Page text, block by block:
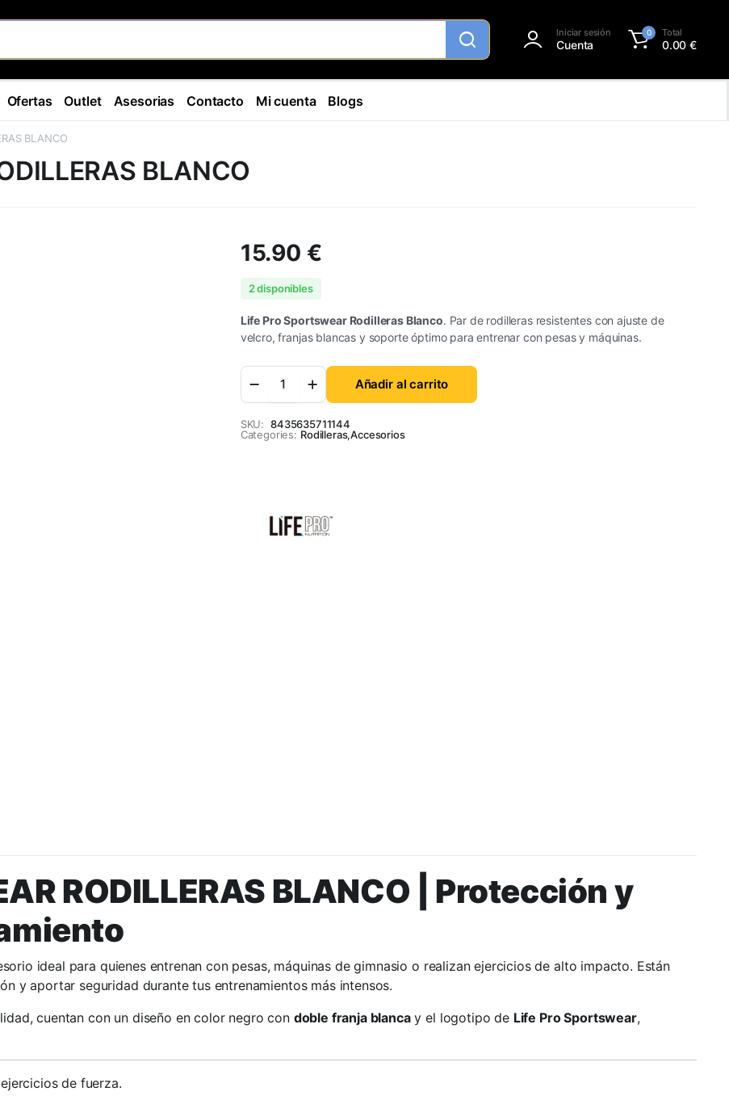
Iniciar sesión
Cuenta
0 Total
0.00€
Ofertas Outlet Asesorias Contacto Mi cuenta Blogs
BLANCO
BLANCO
15.90 €
2 disponibles
Life Pro Sportswear Rodilleras Blanco. Par de rodilleras resistentes con ajuste de
velcro, franjas blancas y soporte óptimo para entrenar con pesas y máquinas.
Añadir al carrito
SKU: 8435635711144
Categories: Rodilleras,Accesorios
RODILLERAS BLANCO | Protección y
ideal para quienes entrenan con pesas, máquinas de gimnasio o realizan ejercicios de alto impacto. Están
y aportar seguridad durante tus entrenamientos más intensos.
cuentan con un diseño en color negro con doble franja blancay el logotipo de Life Pro Sportswear,
de fuerza.